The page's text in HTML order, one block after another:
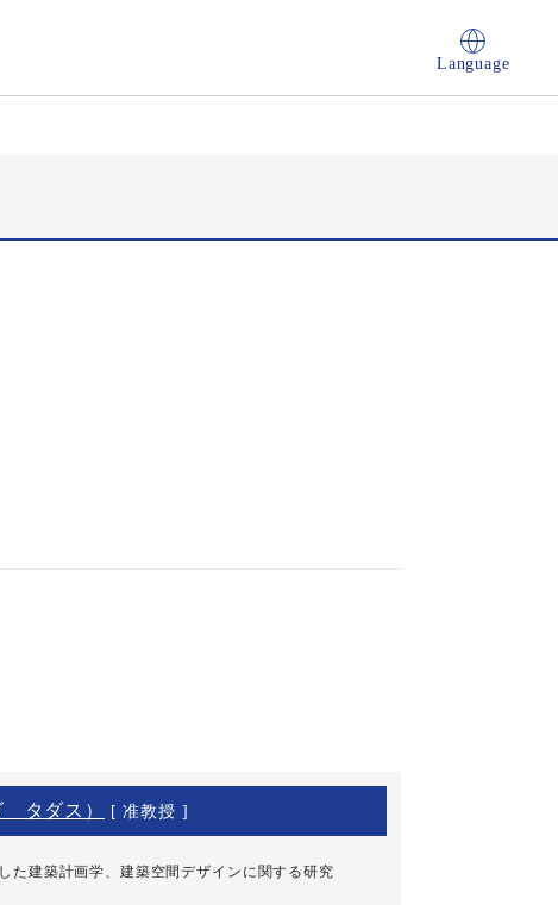
Language
タダス） [ 准教授 ]
た建築計画学、建築空間デザインに関する研究